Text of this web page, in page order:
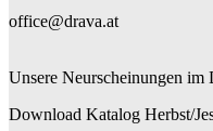
office@drava.at
Unsere Neurscheinungen
Download Katalog Herbst/